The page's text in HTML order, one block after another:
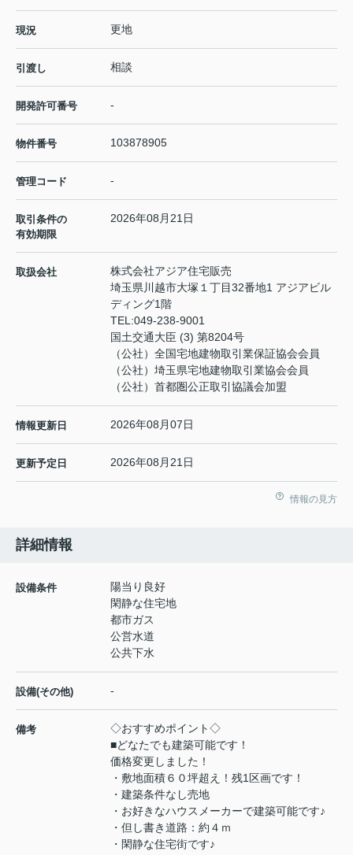
現況 更地
引渡し 相談
開発許可番号 -
物件番号 103878905
管理コード -
取引条件の
有効期限
2026年08月21日
取扱会社
株式会社アジア住宅販売
埼玉県川越市大塚１丁目32番地1 アジアビル
ディング1階
TEL:049-238-9001
国土交通大臣 (3) 第8204号
（公社）全国宅地建物取引業保証協会会員
（公社）埼玉県宅地建物取引業協会会員
（公社）首都圏公正取引協議会加盟
情報更新日 2026年08月07日
更新予定日 2026年08月21日
情報の見方
詳細情報
設備条件
陽当り良好
閑静な住宅地
都市ガス
公営水道
公共下水
設備(その他) -
備考
◇おすすめポイント◇
■どなたでも建築可能です！
価格変更しました！
・敷地面積６０坪超え！残1区画です！
・建築条件なし売地
・お好きなハウスメーカーで建築可能です♪
・但し書き道路：約４ｍ
・閑静な住宅街です♪